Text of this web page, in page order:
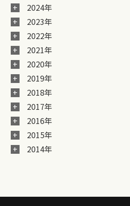
2024年
2023年
2022年
2021年
2020年
2019年
2018年
2017年
2016年
2015年
2014年